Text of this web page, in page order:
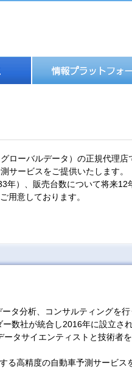
ローバルデータ）の正規代理店
サービスをご提供いたします。
年）、販売台数について将来
用意しております。
タ分析、コンサルティングを行
数社が統合し2016年に設立され
タサイエンティストと技術者
高精度の自動車予測サービス